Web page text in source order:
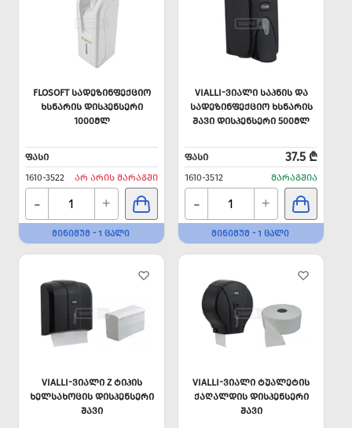
FLOSOFT ᲡᲐᲓᲔᲖᲘᲜᲤᲔᲥᲪᲘᲝ
ᲮᲡᲜᲐᲠᲘᲡ ᲓᲘᲡᲞᲔᲜᲡᲔᲠᲘ
1000ᲛᲚ
ᲤᲐᲡᲘ
1610-3522
ᲐᲠ ᲐᲠᲘᲡ ᲛᲐᲠᲐᲒᲨᲘ
- +
ᲛᲘᲜᲘᲛᲣᲛ - 1 ᲪᲐᲚᲘ
VIALLI-ᲕᲘᲐᲚᲘ ᲡᲐᲞᲜᲘᲡ ᲓᲐ
ᲡᲐᲓᲔᲖᲘᲜᲤᲔᲥᲪᲘᲝ ᲮᲡᲜᲐᲠᲘᲡ
ᲨᲐᲕᲘ ᲓᲘᲡᲞᲔᲜᲡᲔᲠᲘ 500ᲛᲚ
ᲤᲐᲡᲘ 37.5 ₾
1610-3512 ᲛᲐᲠᲐᲒᲨᲘᲐ
- +
ᲛᲘᲜᲘᲛᲣᲛ - 1 ᲪᲐᲚᲘ
VIALLI-ᲕᲘᲐᲚᲘ Z ᲢᲘᲞᲘᲡ
ᲮᲔᲚᲡᲐᲮᲝᲪᲘᲡ ᲓᲘᲡᲞᲔᲜᲡᲔᲠᲘ
ᲨᲐᲕᲘ
VIALLI-ᲕᲘᲐᲚᲘ ᲢᲣᲐᲚᲔᲢᲘᲡ
ᲥᲐᲦᲐᲚᲓᲘᲡ ᲓᲘᲡᲞᲔᲜᲡᲔᲠᲘ
ᲨᲐᲕᲘ